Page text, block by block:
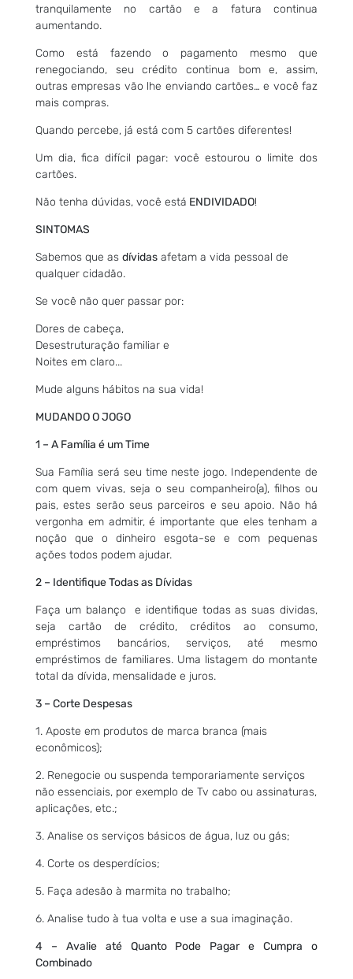
tranquilamente no cartão e a fatura continua
aumentando.
Como está fazendo o pagamento mesmo que
renegociando, seu crédito continua bom e, assim,
outras empresas vão lhe enviando cartões… e você faz
mais compras.
Quando percebe, já está com 5 cartões diferentes!
Um dia, fica difícil pagar: você estourou o limite dos
cartões.
Não tenha dúvidas, você está ENDIVIDADO!
SINTOMAS
Sabemos que as dívidas afetam a vida pessoal de
qualquer cidadão.
Se você não quer passar por:
Dores de cabeça,
Desestruturação familiar e
Noites em claro...
Mude alguns hábitos na sua vida!
MUDANDO O JOGO
1 – A Família é um Time
Sua Família será seu time neste jogo. Independente de
com quem vivas, seja o seu companheiro(a), filhos ou
pais, estes serão seus parceiros e seu apoio. Não há
vergonha em admitir, é importante que eles tenham a
noção que o dinheiro esgota-se e com pequenas
ações todos podem ajudar.
2 – Identifique Todas as Dívidas
Faça um balanço e identifique todas as suas dividas,
seja cartão de crédito, créditos ao consumo,
empréstimos bancários, serviços, até mesmo
empréstimos de familiares. Uma listagem do montante
total da dívida, mensalidade e juros.
3 – Corte Despesas
1. Aposte em produtos de marca branca (mais
econômicos);
2. Renegocie ou suspenda temporariamente serviços
não essenciais, por exemplo de Tv cabo ou assinaturas,
aplicações, etc.;
3. Analise os serviços básicos de água, luz ou gás;
4. Corte os desperdícios;
5. Faça adesão à marmita no trabalho;
6. Analise tudo à tua volta e use a sua imaginação.
4 – Avalie até Quanto Pode Pagar e Cumpra o
Combinado